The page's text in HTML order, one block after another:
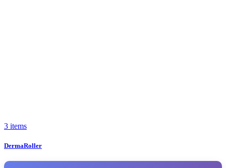
3 items
DermaRoller